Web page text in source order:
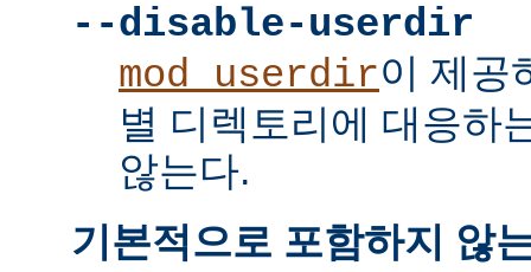
--disable-userdir
mod_userdir이 제공
별 디렉토리에 대응하
않는다.
기본적으로 포함하지 않